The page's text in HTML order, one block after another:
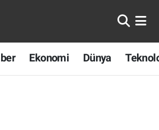
Ekonomi Dünya